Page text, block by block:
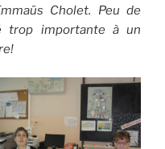
Cholet. Peu de
trop importante à un